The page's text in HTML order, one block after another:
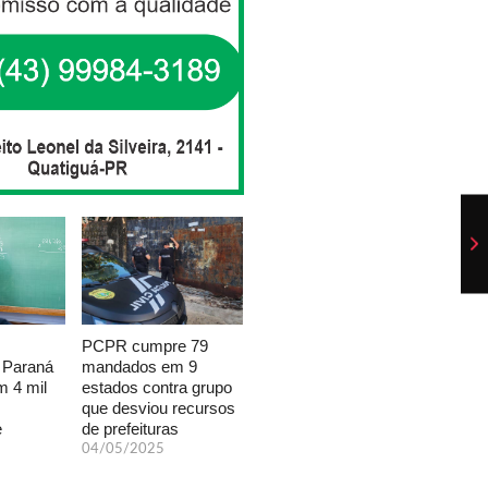
4 mil
PCPR cumpre 79
mandados em 9
estados contra grupo
que desviou recursos
de prefeituras
04/05/2025